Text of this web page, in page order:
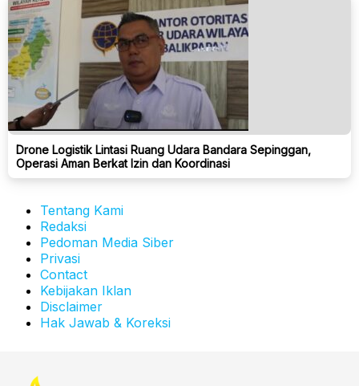
Drone Logistik Lintasi Ruang Udara Bandara Sepinggan,
Operasi Aman Berkat Izin dan Koordinasi
Tentang Kami
Redaksi
Pedoman Media Siber
Privasi
Contact
Kebijakan Iklan
Disclaimer
Hak Jawab & Koreksi